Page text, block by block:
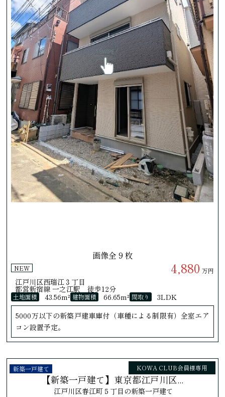
画像全 9 枚
4,880 万円
NEW
江戸川区西瑞江３丁目
都営新宿線 一之江駅 徒歩12分
土地面積 43.56m² 建物面積 66.65m² 間取り
3LDK
5000万以下の新築戸建車庫付（車種による制限有）全室エア
コン設置予定。
新築一戸建て
【新築一戸建て】東京都江戸川区...
江戸川区春江町５丁目の新築一戸建て
KOWA CLUB会員様専用